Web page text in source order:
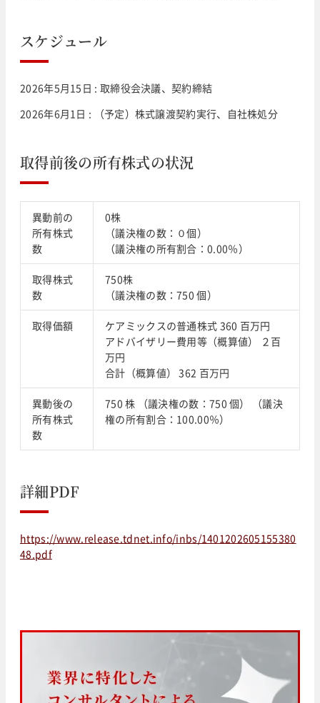
スケジュール
2026年5月15日 : 取締役会決議、契約締結
2026年6月1日 : （予定）株式譲渡契約実行、自社株処分
取得前後の所有株式の状況
異動前の
所有株式
数
0株
（議決権の数：０個）
（議決権の所有割合：0.00％）
取得株式
数
750株
（議決権の数：750 個）
取得価額
ケアミックスの普通株式 360 百万円
アドバイザリー費用等（概算値） ２百
万円
合計（概算値） 362 百万円
異動後の
所有株式
数
750 株 （議決権の数：750 個） （議決
権の所有割合：100.00％）
詳細PDF
https://www.release.tdnet.info/inbs/1401202605155380
48.pdf